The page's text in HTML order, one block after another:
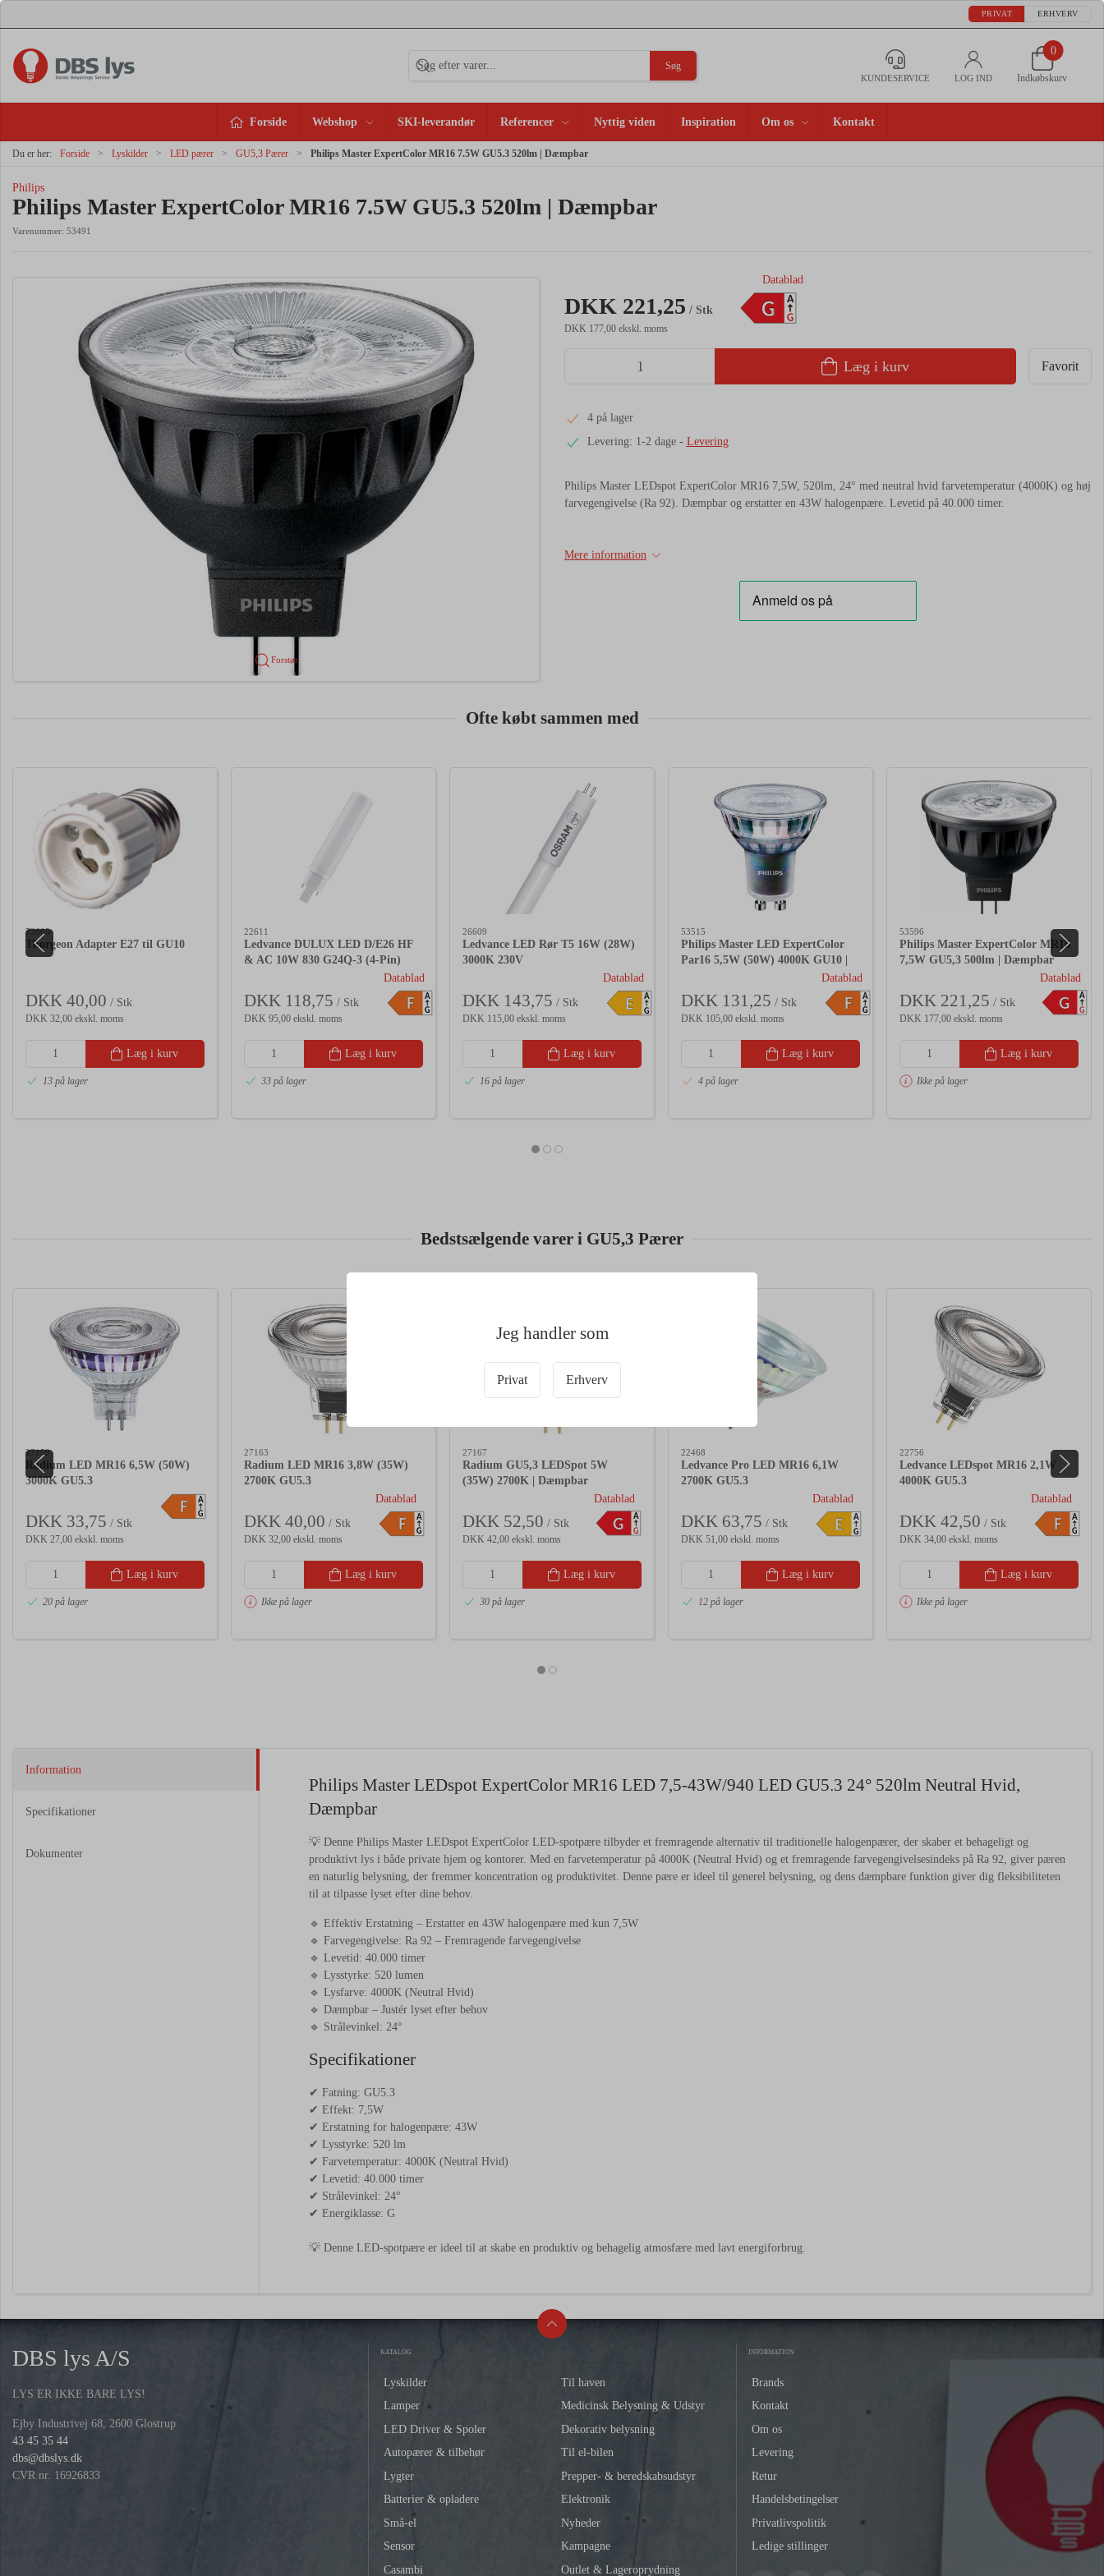
PRIVAT ERHVERV
Søg
KUNDESERVICE LOG IND
0
Indkøbskurv
Forside Webshop SKI-leverandør Referencer Nyttig viden Inspiration Om os Kontakt
Du er her: Forside Lyskilder LED pærer GU5,3 Pærer Philips Master ExpertColor MR16 7.5W GU5.3 520lm | Dæmpbar
Jeg handler som
Privat Erhverv
Philips
Philips Master ExpertColor MR16 7.5W GU5.3 520lm | Dæmpbar
Varenummer: 53491
Forstør
DKK 221,25 / Stk
Datablad
G A
G
DKK 177,00 ekskl. moms
Læg i kurv Favorit
4 på lager
Levering: 1-2 dage- Levering
Philips Master LEDspot ExpertColor MR16 7,5W, 520lm, 24° med neutral hvid farvetemperatur (4000K) og høj
farvegengivelse (Ra 92). Dæmpbar og erstatter en 43W halogenpære. Levetid på 40.000 timer.
Mere information
Ofte købt sammen med
73605
Thorgeon Adapter E27 til GU10
DKK 40,00 / Stk
DKK 32,00 ekskl. moms
Læg i kurv
13 på lager
22611
Ledvance DULUX LED D/E26 HF
& AC 10W 830 G24Q-3 (4-Pin)
DKK 118,75 / Stk
Datablad
F A
G
DKK 95,00 ekskl. moms
Læg i kurv
33 på lager
26609
Ledvance LED Rør T5 16W (28W)
3000K 230V
DKK 143,75 / Stk
Datablad
E A
G
DKK 115,00 ekskl. moms
Læg i kurv
16 på lager
53515
Philips Master LED ExpertColor
Par16 5,5W (50W) 4000K GU10 |
DKK 131,25 / Stk
Datablad
F A
G
DKK 105,00 ekskl. moms
Læg i kurv
4 på lager
53596
Philips Master ExpertColor MR16
7,5W GU5,3 500lm | Dæmpbar
DKK 221,25 / Stk
Datablad
G A
G
DKK 177,00 ekskl. moms
Læg i kurv
Ikke på lager
Bedstsælgende varer i GU5,3 Pærer
27159
Radium LED MR16 6,5W (50W)
3000K GU5.3
DKK 33,75 / Stk
F A
G
DKK 27,00 ekskl. moms
Læg i kurv
20 på lager
27163
Radium LED MR16 3,8W (35W)
2700K GU5.3
DKK 40,00 / Stk
Datablad
F A
G
DKK 32,00 ekskl. moms
Læg i kurv
Ikke på lager
27167
Radium GU5,3 LEDSpot 5W
(35W) 2700K | Dæmpbar
DKK 52,50 / Stk
Datablad
G A
G
DKK 42,00 ekskl. moms
Læg i kurv
30 på lager
22468
Ledvance Pro LED MR16 6,1W
2700K GU5.3
DKK 63,75 / Stk
Datablad
E A
G
DKK 51,00 ekskl. moms
Læg i kurv
12 på lager
22756
Ledvance LEDspot MR16 2,1W
4000K GU5.3
DKK 42,50 / Stk
Datablad
F A
G
DKK 34,00 ekskl. moms
Læg i kurv
Ikke på lager
Information
Specifikationer
Dokumenter
Philips Master LEDspot ExpertColor MR16 LED 7,5-43W/940 LED GU5.3 24° 520lm Neutral Hvid,
Dæmpbar
💡 Denne Philips Master LEDspot ExpertColor LED-spotpære tilbyder et fremragende alternativ til traditionelle halogenpærer, der skaber et behageligt og
produktivt lys i både private hjem og kontorer. Med en farvetemperatur på 4000K (Neutral Hvid) og et fremragende farvegengivelsesindeks på Ra 92, giver pæren
en naturlig belysning, der fremmer koncentration og produktivitet. Denne pære er ideel til generel belysning, og dens dæmpbare funktion giver dig fleksibiliteten
til at tilpasse lyset efter dine behov.
🔹 Effektiv Erstatning – Erstatter en 43W halogenpære med kun 7,5W
🔹 Farvegengivelse: Ra 92 – Fremragende farvegengivelse
🔹 Levetid: 40.000 timer
🔹 Lysstyrke: 520 lumen
🔹 Lysfarve: 4000K (Neutral Hvid)
🔹 Dæmpbar – Justér lyset efter behov
🔹 Strålevinkel: 24°
Specifikationer
✔ Fatning: GU5.3
✔ Effekt: 7,5W
✔ Erstatning for halogenpære: 43W
✔ Lysstyrke: 520 lm
✔ Farvetemperatur: 4000K (Neutral Hvid)
✔ Levetid: 40.000 timer
✔ Strålevinkel: 24°
✔ Energiklasse: G
💡 Denne LED-spotpære er ideel til at skabe en produktiv og behagelig atmosfære med lavt energiforbrug.
DBS lys A/S
LYS ER IKKE BARE LYS!
Ejby Industrivej 68, 2600 Glostrup
43 45 35 44
dbs@dbslys.dk
CVR nr. 16926833
KATALOG
Lyskilder
Lamper
LED Driver & Spoler
Autopærer & tilbehør
Lygter
Batterier & opladere
Små-el
Sensor
Casambi
Til haven
Medicinsk Belysning & Udstyr
Dekorativ belysning
Til el-bilen
Prepper- & beredskabsudstyr
Elektronik
Nyheder
Kampagne
Outlet & Lageroprydning
INFORMATION
Brands
Kontakt
Om os
Levering
Retur
Handelsbetingelser
Privatlivspolitik
Ledige stillinger